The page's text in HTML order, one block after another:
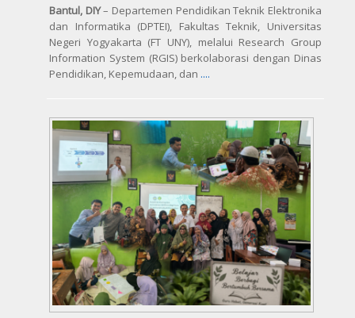
Bantul, DIY– Departemen Pendidikan Teknik Elektronika
dan Informatika (DPTEI), Fakultas Teknik, Universitas
Negeri Yogyakarta (FT UNY), melalui Research Group
Information System (RGIS) berkolaborasi dengan Dinas
Pendidikan, Kepemudaan, dan ....